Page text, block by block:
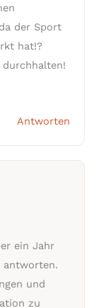
der Sport
hat!?
Antworten
ein Jahr
antworten.
und
zu